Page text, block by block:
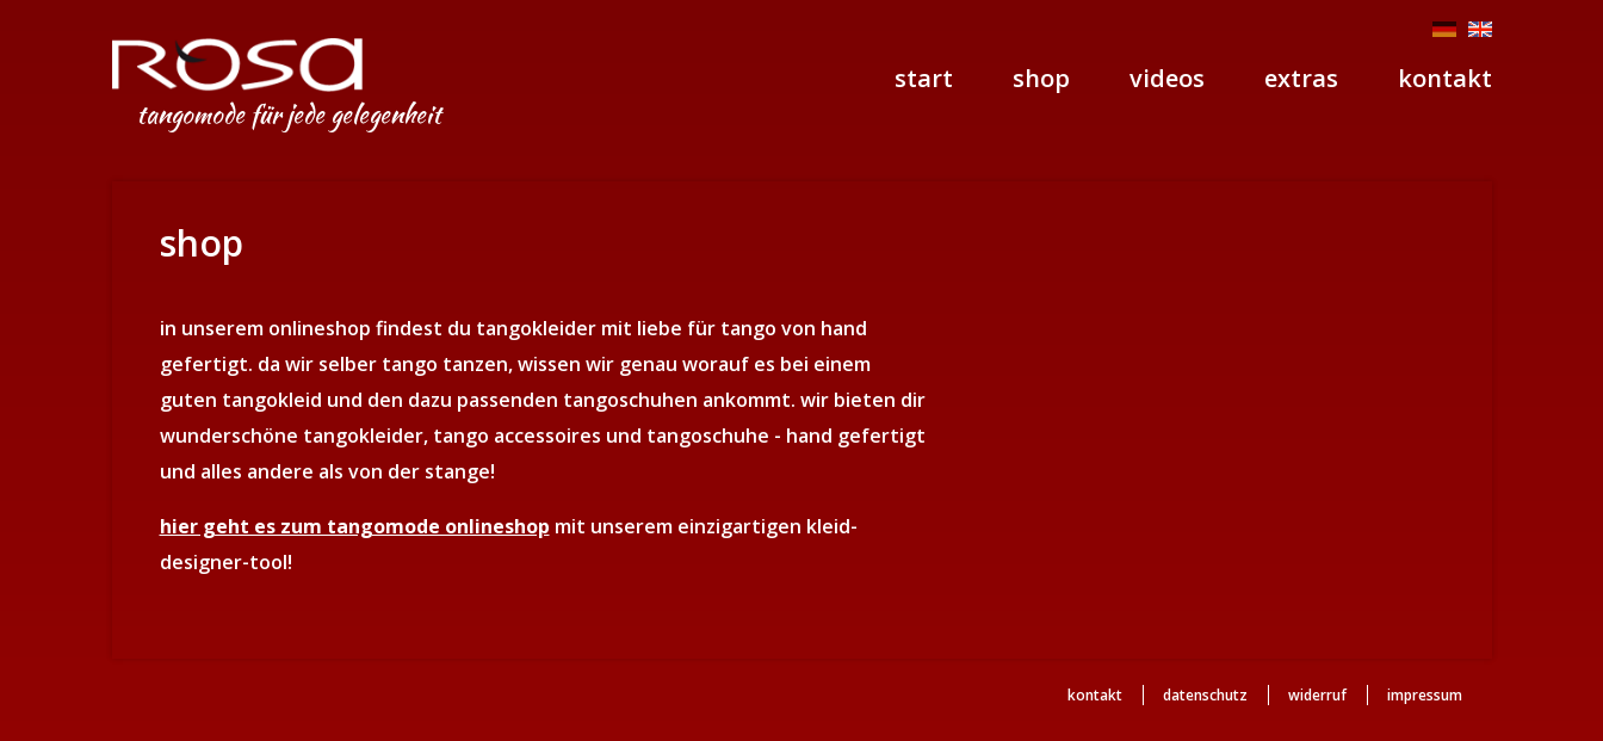
start shop videos extras kontakt
tangomode für jede gelegenheit
shop
in unserem onlineshop findest du tangokleider mit liebe für tango von hand
gefertigt. da wir selber tango tanzen, wissen wir genau worauf es bei einem
guten tangokleid und den dazu passenden tangoschuhen ankommt. wir bieten dir
wunderschöne tangokleider, tango accessoires und tangoschuhe - hand gefertigt
und alles andere als von der stange!
hier geht es zum tangomode onlineshop mit unserem einzigartigen kleid-
designer-tool!
kontakt datenschutz widerruf impressum